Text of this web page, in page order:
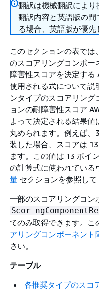
翻訳は機械翻訳によ
翻訳内容と英語版の
る場合、英語版が優先
このセクションの表で
のスコアリングコンポー
障害性スコアを決定する
使用される式について説
ンタイプのスコアリン
ョンの耐障害性スコア
よって決定される結果
丸められます。例えば、
装した場合、スコアは
ます。この値は 13 ポイ
の計算式に使われている
量 セクションを参照して
一部のスコアリングコン
てのみ取得できます。こ
アリングコンポーネント
さい。
テーブル
各推奨タイプのスコ